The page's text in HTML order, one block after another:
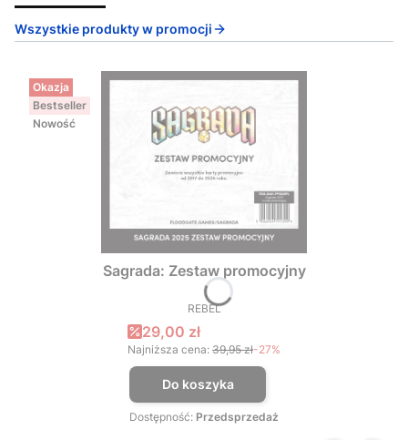
Wszystkie produkty w promocji
Okazja
Bestseller
Nowość
Sagrada: Zestaw promocyjny
PRODUCENT
REBEL
Cena promocyjna
29,00 zł
Najniższa cena: 39,95 zł-27%
Do koszyka
Dostępność: Przedsprzedaż